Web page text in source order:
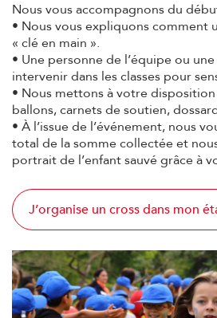
Nous vous accompagnons du
• Nous vous expliquons comment
« clé en main ».
• Une personne de l’équipe ou
intervenir dans les classes pour
• Nous mettons à votre
ballons, carnets de soutien,
• À l’issue de l’événement, nous
total de la somme collectée et
portrait de l’enfant sauvégrâce à
J’organise un cross dans mon